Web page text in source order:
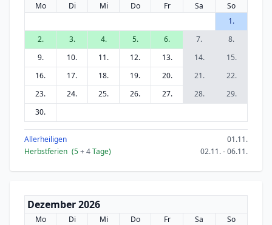
Mo Di Mi Do Fr Sa
So
1.
2.
3. 4. 5. 6. 7.
8.
9.
10. 11. 12. 13. 14.
15.
16.
17. 18. 19. 20. 21.
22.
23.
24. 25. 26. 27. 28.
29.
30.
Allerheiligen
01.11.
Herbstferien (5+ 4Tage) 02.11. - 06.11.
Dezember 2026
Mo Di Mi Do Fr Sa
So